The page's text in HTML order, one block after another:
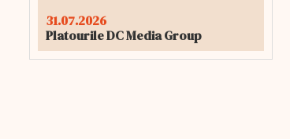
31.07.2026
Platourile DC Media Group